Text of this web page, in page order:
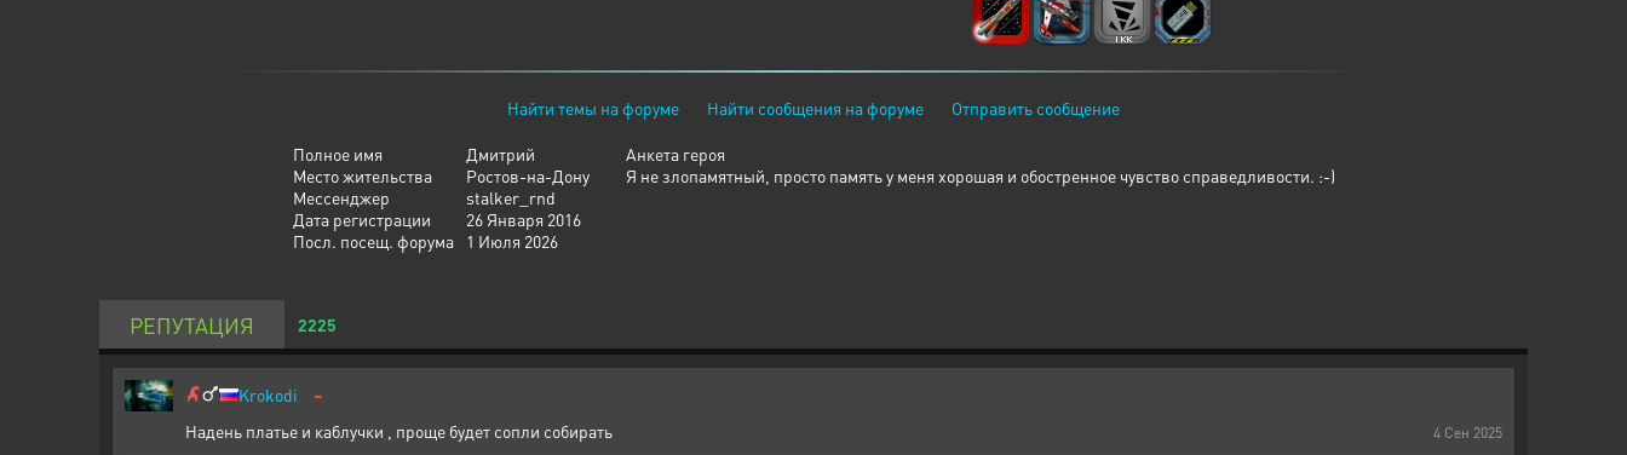
Найти темы на форуме Найти сообщения на форуме Отправить сообщение
Полное имя
Дмитрий
Место жительства
Ростов-на-Дону
Мессенджер
stalker_rnd
Дата регистрации
26 Января 2016
Посл. посещ. форума
1 Июля 2026
Анкета героя
Я не злопамятный, просто память у меня хорошая и обостренное чувство справедливости. :-)
РЕПУТАЦИЯ 2225
4 Сен 2025
Krokodi -
Надень платье и каблучки , проще будет сопли собирать